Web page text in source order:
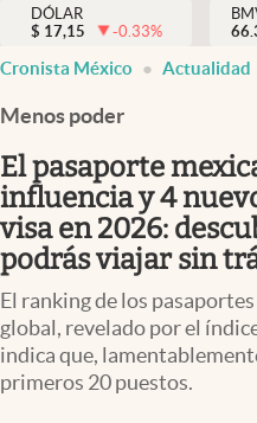
Dólar y mercados
Pc y celular
Vida y estilo
Tv
Clima
Espiritualidad
DÓLAR
$ 17,15 -0.33%
Cronista México Actualidad
Menos poder
El pasaporte
influencia y 4
visa en 2026:
podrás viajar sin
El ranking de los
global, revelado por el
indica que,
primeros 20 puestos.